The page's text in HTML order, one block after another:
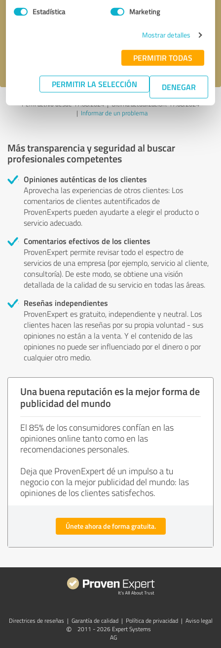
Estadística Marketing
Mostrar detalles
PERMITIR TODAS
PERMITIR LA SELECCIÓN DENEGAR
Solicitar una llamada * campos obligatorios
Perfil activo desde 17.08.2024 |Última actualización: 17.08.2024
| Informar de un problema
Más transparencia y seguridad al buscar
profesionales competentes
Opiniones auténticas de los clientes
Aprovecha las experiencias de otros clientes: Los
comentarios de clientes autentificados de
ProvenExperts pueden ayudarte a elegir el producto o
servicio adecuado.
Comentarios efectivos de los clientes
ProvenExpert permite revisar todo el espectro de
servicios de una empresa (por ejemplo, servicio al cliente,
consultoría). De este modo, se obtiene una visión
detallada de la calidad de su servicio en todas las áreas.
Reseñas independientes
ProvenExpert es gratuito, independiente y neutral. Los
clientes hacen las reseñas por su propia voluntad - sus
opiniones no están a la venta. Y el contenido de las
opiniones no puede ser influenciado por el dinero o por
cualquier otro medio.
Una buena reputación es la mejor forma de
publicidad del mundo
El 85% de los consumidores confían en las
opiniones online tanto como en las
recomendaciones personales.
Deja que ProvenExpert dé un impulso a tu
negocio con la mejor publicidad del mundo: las
opiniones de los clientes satisfechos.
Únete ahora de forma gratuita.
Directrices de reseñas | Garantía de calidad | Política de privacidad | Aviso legal
©
2011 - 2026 Expert Systems
AG